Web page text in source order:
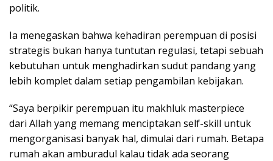
politik.
Ia menegaskan bahwa kehadiran perempuan di posisi
strategis bukan hanya tuntutan regulasi, tetapi sebuah
kebutuhan untuk menghadirkan sudut pandang yang
lebih komplet dalam setiap pengambilan kebijakan.
“Saya berpikir perempuan itu makhluk masterpiece
dari Allah yang memang menciptakan self-skill untuk
mengorganisasi banyak hal, dimulai dari rumah. Betapa
rumah akan amburadul kalau tidak ada seorang